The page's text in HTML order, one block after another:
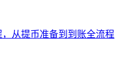
从提币准备到到账全流程